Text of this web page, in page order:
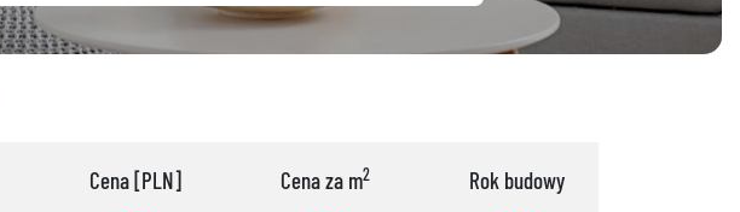
Cena [PLN] Cena za m2 Rok budowy